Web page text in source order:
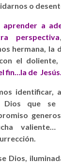
o
aprender a
perspectiva
hermana, la
el doliente,
fin…la de Jesús.
identificar,
que se
Dios,